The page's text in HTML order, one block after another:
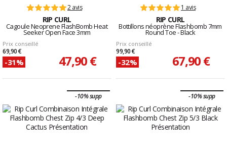
2 avis
RIP CURL
Cagoule Neoprene FlashBomb Heat
Seeker Open Face 3mm
Prix conseillé
69,90 €
-31% 47,90 €
1 avis
RIP CURL
Bottillons néoprène Flashbomb 7mm
Round Toe - Black
Prix conseillé
99,90 €
-32% 67,90 €
-10% supp -10% supp